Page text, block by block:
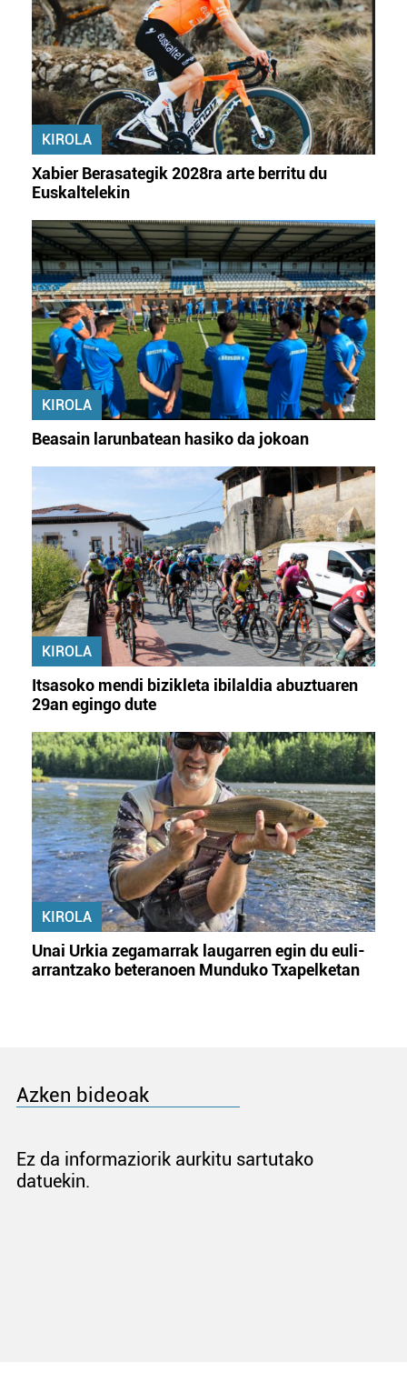
KIROLA
Xabier Berasategik 2028ra arte berritu du
Euskaltelekin
KIROLA
Beasain larunbatean hasiko da jokoan
KIROLA
Itsasoko mendi bizikleta ibilaldia abuztuaren
29an egingo dute
KIROLA
Unai Urkia zegamarrak laugarren egin du euli-
arrantzako beteranoen Munduko Txapelketan
Azken bideoak
Ez da informaziorik aurkitu sartutako
datuekin.